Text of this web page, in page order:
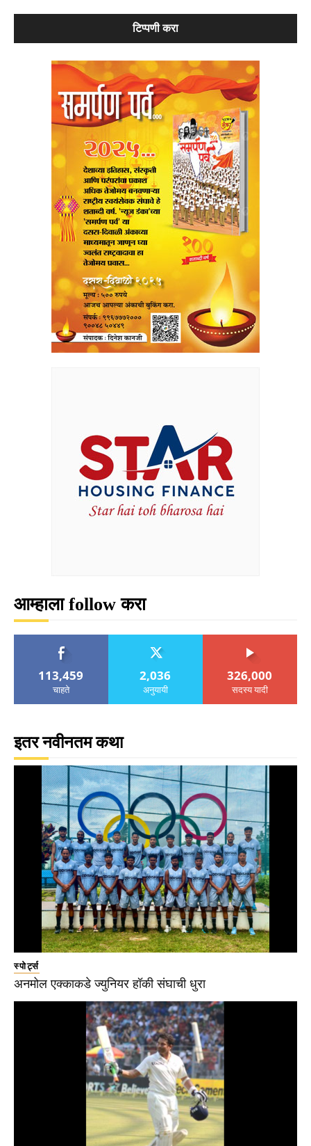
आम्हाला follow करा
113,459
चाहते
2,036
अनुयायी
326,000
सदस्य यादी
इतर नवीनतम कथा
स्पोर्ट्स
अनमोल एक्काकडे ज्युनियर हॉकी संघाची धुरा